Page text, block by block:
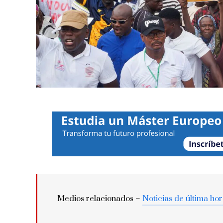
Medios relacionados – Noticias de última